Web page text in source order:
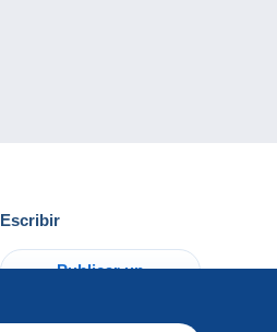
Escribir
Publicar un